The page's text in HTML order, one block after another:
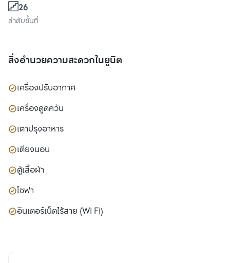
26
ลำดับชั้นที่
สิ่งอำนวยความสะดวกในยูนิต
เครื่องปรับอากาศ
เครื่องดูดควัน
เตาปรุงอาหาร
เตียงนอน
ตู้เสื้อผ้า
โซฟา
อินเตอร์เน็ตไร้สาย (Wi Fi)